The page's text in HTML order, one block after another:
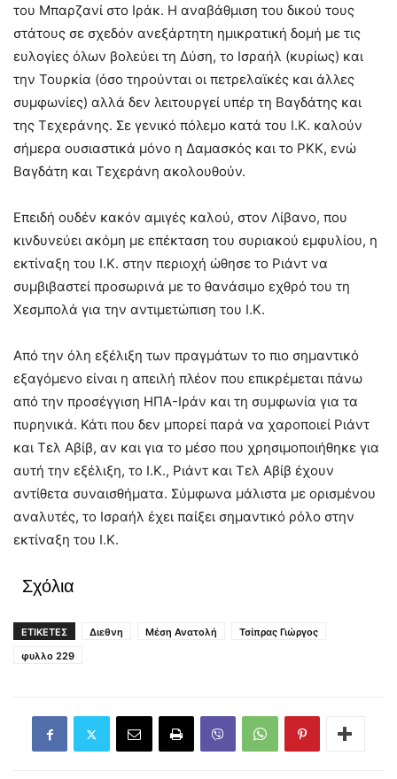
του Μπαρζανί στο Ιράκ. Η αναβάθμιση του δικού τους
στάτους σε σχεδόν ανεξάρτητη ημικρατική δομή με τις
ευλογίες όλων βολεύει τη Δύση, το Ισραήλ (κυρίως) και
την Τουρκία (όσο τηρούνται οι πετρελαϊκές και άλλες
συμφωνίες) αλλά δεν λειτουργεί υπέρ τη Βαγδάτης και
της Τεχεράνης. Σε γενικό πόλεμο κατά του Ι.Κ. καλούν
σήμερα ουσιαστικά μόνο η Δαμασκός και το ΡΚΚ, ενώ
Βαγδάτη και Τεχεράνη ακολουθούν.
Επειδή ουδέν κακόν αμιγές καλού, στον Λίβανο, που
κινδυνεύει ακόμη με επέκταση του συριακού εμφυλίου, η
εκτίναξη του Ι.Κ. στην περιοχή ώθησε το Ριάντ να
συμβιβαστεί προσωρινά με το θανάσιμο εχθρό του τη
Χεσμπολά για την αντιμετώπιση του Ι.Κ.
Από την όλη εξέλιξη των πραγμάτων το πιο σημαντικό
εξαγόμενο είναι η απειλή πλέον που επικρέμεται πάνω
από την προσέγγιση ΗΠΑ-Ιράν και τη συμφωνία για τα
πυρηνικά. Κάτι που δεν μπορεί παρά να χαροποιεί Ριάντ
και Τελ Αβίβ, αν και για το μέσο που χρησιμοποιήθηκε για
αυτή την εξέλιξη, το Ι.Κ., Ριάντ και Τελ Αβίβ έχουν
αντίθετα συναισθήματα. Σύμφωνα μάλιστα με ορισμένου
αναλυτές, το Ισραήλ έχει παίξει σημαντικό ρόλο στην
εκτίναξη του Ι.Κ.
Σχόλια
ΕΤΙΚΕΤΕΣ Διεθνη Μέση Ανατολή
Τσίπρας Γιώργος
φυλλο 229